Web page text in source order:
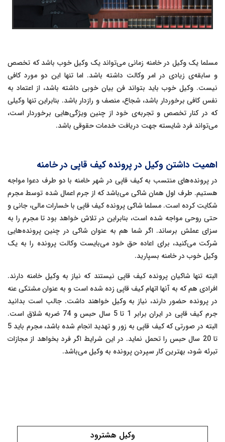
مسلما یک وکیل در خامنه زمانی می‌تواند یک وکیل خوب باشد که تخصص
و سابقه‌ی زیادی در امر وکالت داشته باشد. اما تنها این دو مورد کافی
نیست. وکیل خوب باید بتواند فن بیان خوبی داشته باشد، از اعتماد به
نفس کافی برخوردار باشد، شجاع، منصف و رازدار باشد. بنابراین تنها وکیلی
که در کنار تخصص و تجربه‌ی خود از چنین ویژگی‌هایی برخوردار است،
می‌تواند فرد شایسته جهت دریافت خدمات حقوقی باشد.
اهمیت داشتن وکیل در پرونده کیف قاپی در خامنه
در پرونده‌های منتسب به کیف قاپی در شهر خامنه با دو طرف دعوا مواجه
هستیم. طرف اول همان شاکی می‌باشد که از جرم اعمال شده توسط مجرم
شکایت کرده است. مسلما شاکی پرونده کیف قاپی با خسارات مالی، جانی و
حتی روحی مواجه شده است، بنابراین در تلاش خواهد بود تا مجرم را به
سزای عملش برساند. اگر شما هم به عنوان شاکی در چنین پرونده‌هایی
شرکت می‌کنید، برای اعاده حق خود می‌بایست وکالت پرونده را به یک
وکیل خوب در خامنه بسپارید.
البته تنها شاکیان پرونده کیف قاپی نیستند که نیاز به وکیل خامنه دارند.
افرادی هم که به آنها اتهام کیف قاپی زده شده است و به عنوان مشتکی عنه
در پرونده حضور دارند، نیاز به وکیل خواهند داشت. جالب است بدانید
جرم کیف قاپی در ایران برابر 1 تا 5 سال حبس و 74 ضربه شلاق است.
البته در صورتی که کیف قاپی به زور و تهدید انجام شده باشد، مجرم باید 5
تا 20 سال حبس را تحمل نماید. در این شرایط اگر فرد بخواهد از مجازات
تبرئه شود، بهترین کار سپردن پرونده به وکیل می‌باشد.
وکیل هشترود